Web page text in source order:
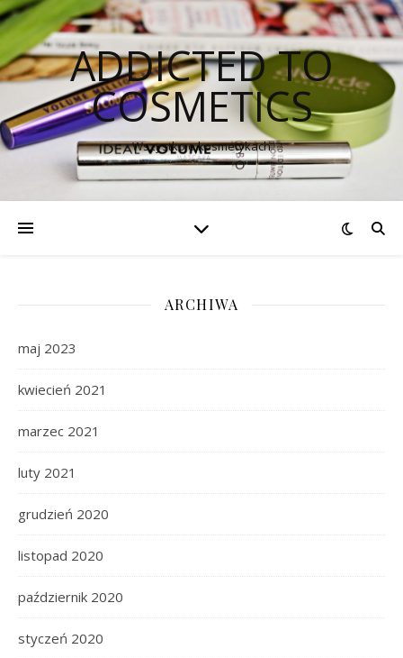
ADDICTED TO
COSMETICS
Wszystko o kosmetykach
ARCHIWA
maj 2023
kwiecień 2021
marzec 2021
luty 2021
grudzień 2020
listopad 2020
październik 2020
styczeń 2020